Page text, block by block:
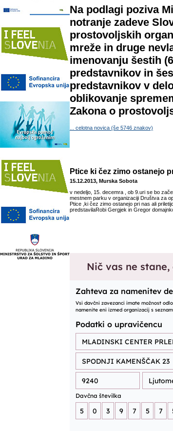
Na podlagi poziva
notranje zadeve
prostovoljskih
mreže in druge
imenovanju šestih
predstavnikov in
predstavnikov v
oblikovanje
Zakona o
... celotna novica (še 5746 znakov)
Ptice ki čez zimo ostanejo
15.12.2013, Murska Sobota
v nedeljo, 15. decemra , ob 9.uri se bo
mestnem parku v organizaciji Društva za
Ptice ,ki čez zimo ostanejo pri nas ali
predstavilaRobi Gergjek in Gregor